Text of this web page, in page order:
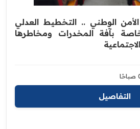
الوطني .. ‏التخطيط العدلي
بآفة المخدرات ومخاطرها
التفاصيل